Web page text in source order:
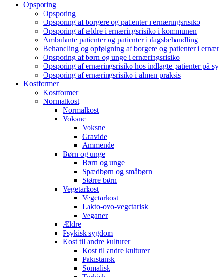
Opsporing
Opsporing
Opsporing af borgere og patienter i ernæringsrisiko
Opsporing af ældre i ernæringsrisiko i kommunen
Ambulante patienter og patienter i dagsbehandling
Behandling og opfølgning af borgere og patienter i
Opsporing af børn og unge i ernæringsrisiko
Opsporing af ernæringsrisiko hos indlagte patienter på
Opsporing af ernæringsrisiko i almen praksis
Kostformer
Kostformer
Normalkost
Normalkost
Voksne
Voksne
Gravide
Ammende
Børn og unge
Børn og unge
Spædbørn og småbørn
Større børn
Vegetarkost
Vegetarkost
Lakto-ovo-vegetarisk
Veganer
Ældre
Psykisk sygdom
Kost til andre kulturer
Kost til andre kulturer
Pakistansk
Somalisk